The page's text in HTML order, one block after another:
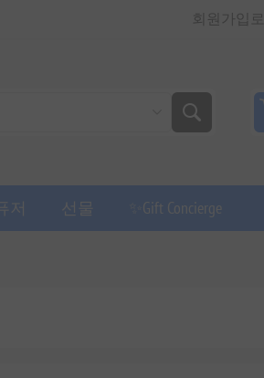
회원가입
저 선물 ✨Gift Concierge